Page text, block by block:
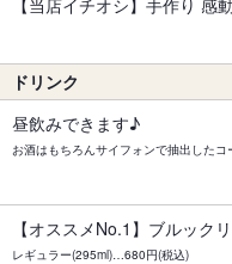
【当店イチオシ】手作り
ドリンク
昼飲みできます♪
お酒はもちろんサイフォンで抽出した
【オススメNo.1】ブルック
レギュラー(295ml)…680円(税込)